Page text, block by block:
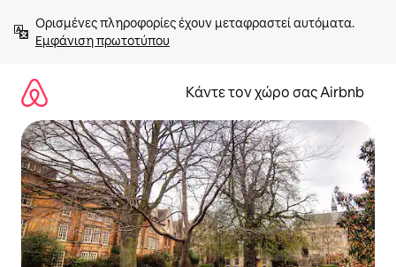
στο
περιεχόμενοΕμφάνιση πρωτοτύπου
Κάντε τον χώρο σας Airbnb